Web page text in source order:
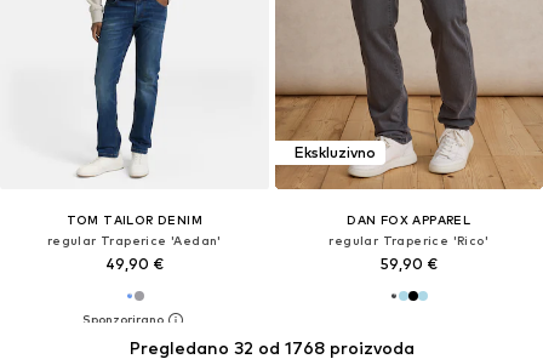
TOM TAILOR DENIM
regular Traperice 'Aedan'
49,90 €
Ekskluzivno
DAN FOX APPAREL
regular Traperice 'Rico'
59,90 €
Pregledano 32 od 1768 proizvoda